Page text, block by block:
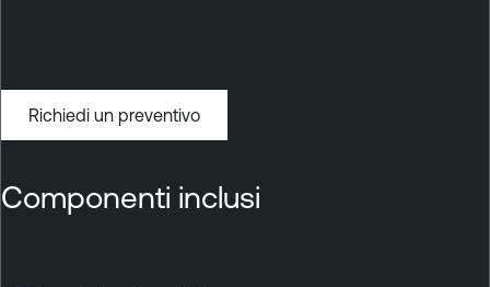
Richiedi un preventivo
Componenti inclusi